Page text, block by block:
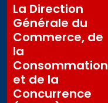
La Direction
Générale du
Commerce, de
la
Consommation
et de la
Concurrence